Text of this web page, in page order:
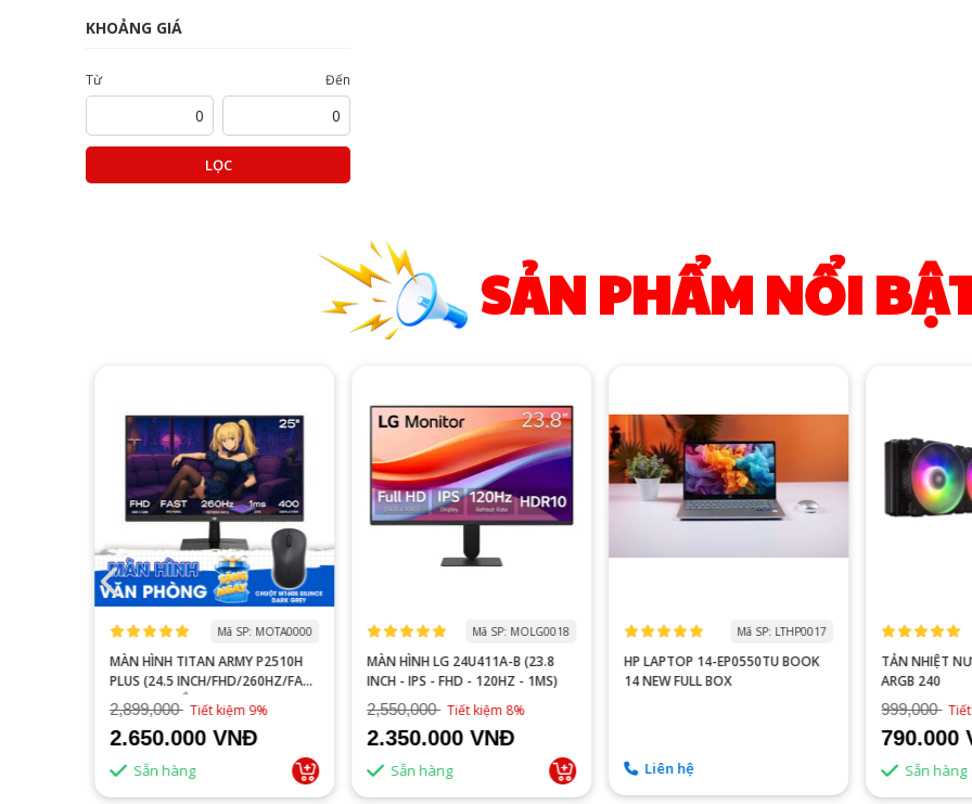
KHOẢNG GIÁ
Từ Đến
LỌC
SẢN PHẨM NỔI
Mã SP: MOTA0000
MÀN HÌNH TITAN ARMY P2510H
PLUS (24.5 INCH/FHD/260HZ/FAST
IPS/1MS/PHẲNG)
2,899,000 Tiết kiệm 9%
2.650.000 VNĐ
Sẵn hàng
Mã SP: MOLG0018
MÀN HÌNH LG 24U411A-B (23.8
INCH - IPS - FHD - 120HZ - 1MS)
2,550,000 Tiết kiệm 8%
2.350.000 VNĐ
Sẵn hàng
Mã SP: LTHP0017
HP LAPTOP 14-EP0550TU BOOK
14 NEW FULL BOX
Liên hệ
TẢN NHIỆT
ARGB 240
999,000
790.000
Sẵn hàng